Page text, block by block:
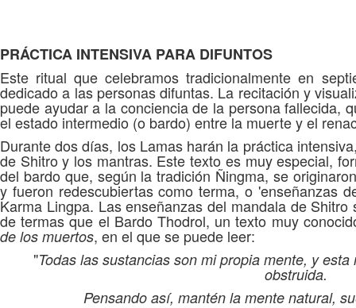
PRÁCTICA INTENSIVA PARA DIFUNTOS
Este ritual que celebramos tradicionalmente en
dedicado a las personas difuntas. La recitación y
puede ayudar a la conciencia de la persona fallecida,
el estado intermedio (o bardo) entre la muerte y el
Durante dos días, los Lamas harán la práctica
de Shitro y los mantras. Este texto es muy especial,
del bardo que, según la tradición Ñingma, se
y fueron redescubiertas como terma, o 'enseñanzas
Karma Lingpa. Las enseñanzas del mandala de
de termas que el Bardo Thodrol, un texto muy
de los muertos, en el que se puede leer:
"Todas las sustancias son mi propia mente, y
obstruida.
Pensando así, mantén la mente natural,